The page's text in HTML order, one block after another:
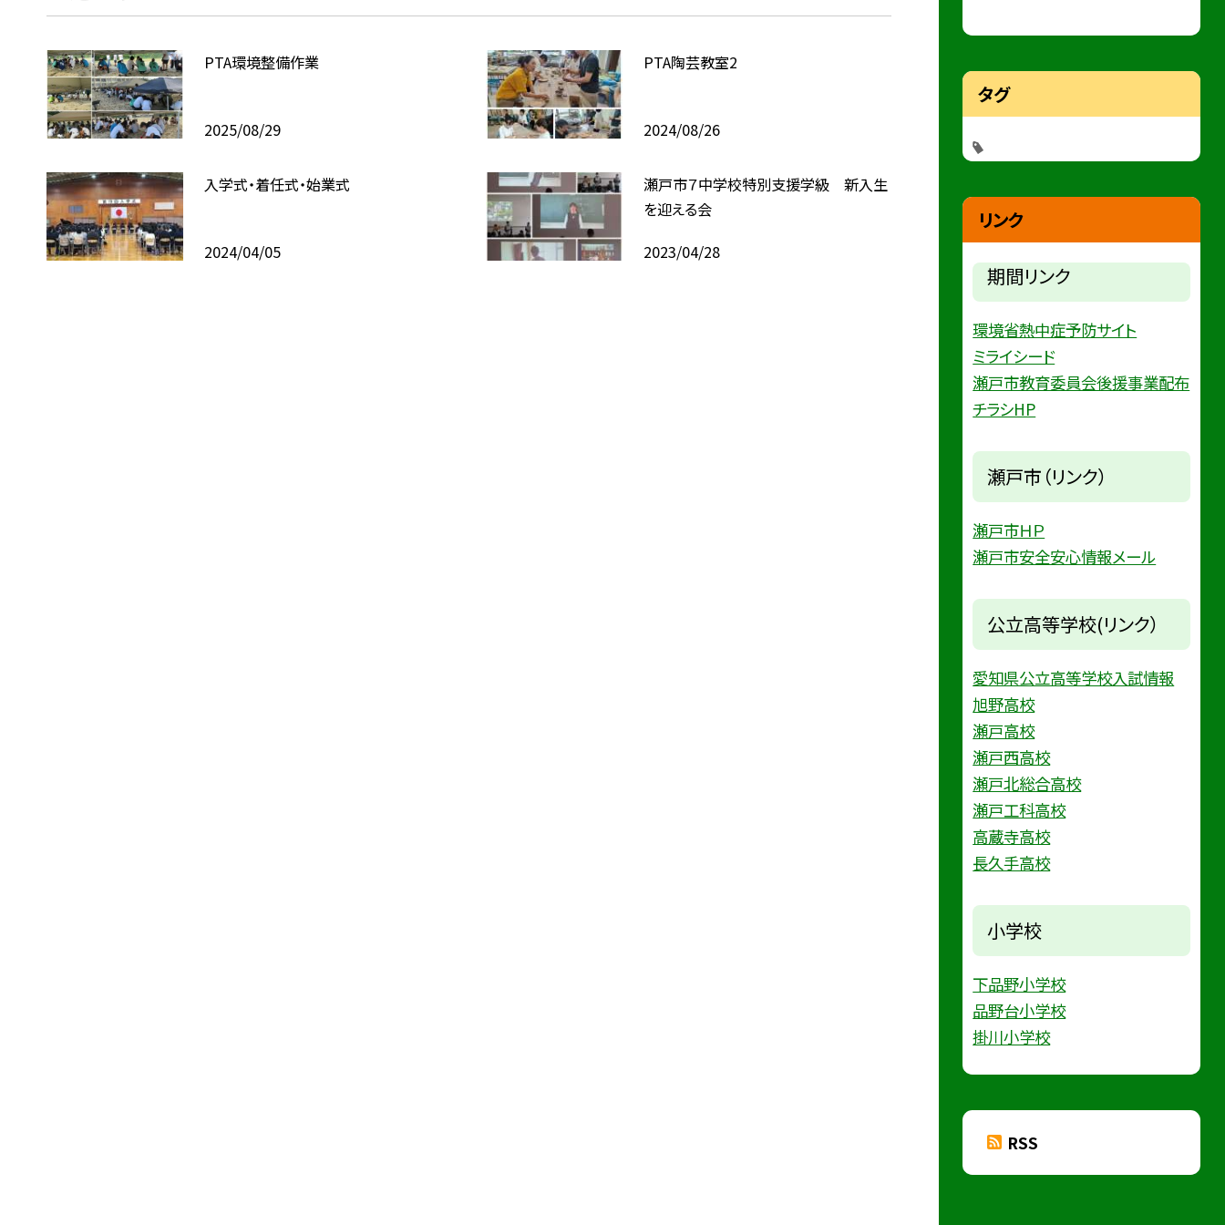
PTA環境整備作業
2025/08/29
PTA陶芸教室2
2024/08/26
入学式・着任式・始業式
2024/04/05
瀬戸市７中学校特別支援学級 新入生
を迎える会
2023/04/28
タグ
リンク
期間リンク
環境省熱中症予防サイト
ミライシード
瀬戸市教育委員会後援事業配布
チラシHP
瀬戸市（リンク）
瀬戸市ＨＰ
瀬戸市安全安心情報メール
公立高等学校(リンク）
愛知県公立高等学校入試情報
旭野高校
瀬戸高校
瀬戸西高校
瀬戸北総合高校
瀬戸工科高校
高蔵寺高校
長久手高校
小学校
下品野小学校
品野台小学校
掛川小学校
RSS